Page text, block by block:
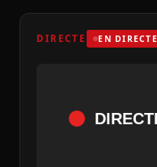
DIRECTE EN DIRECTE